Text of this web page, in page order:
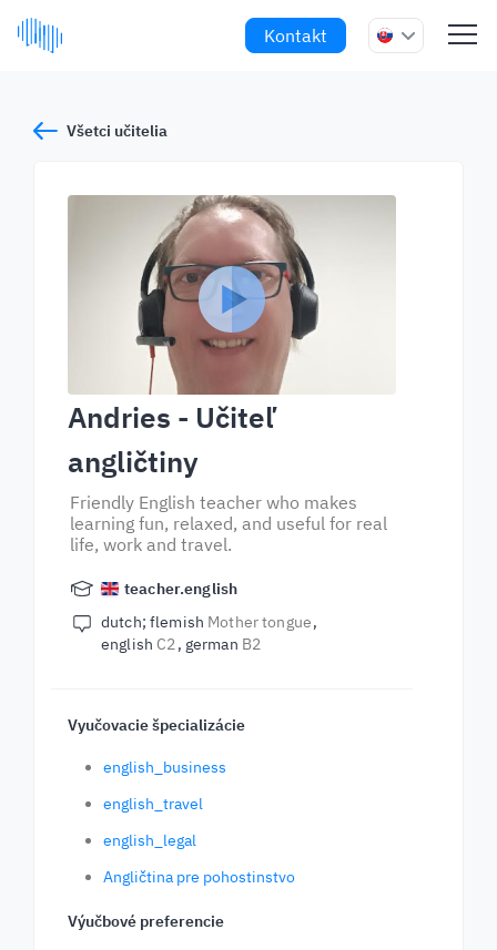
Kontakt
Všetci učitelia
Andries - Učiteľ
angličtiny
Friendly English teacher who makes
learning fun, relaxed, and useful for real
life, work and travel.
teacher.english
dutch; flemish Mother tongue
english C2 german B2
Vyučovacie špecializácie
english_business
english_travel
english_legal
Angličtina pre pohostinstvo
Výučbové preferencie